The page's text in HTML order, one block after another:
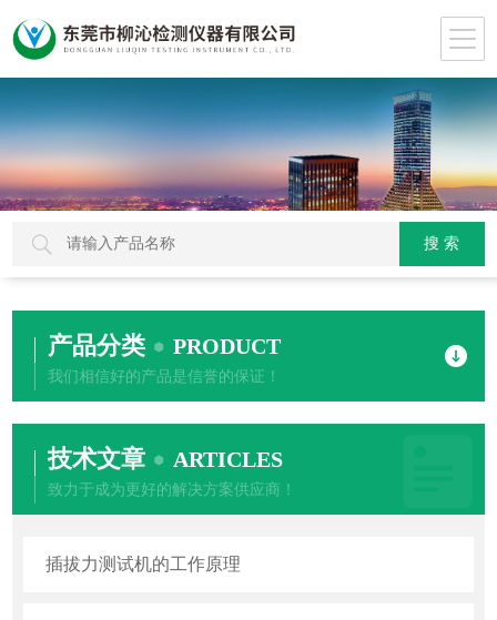
产品分类 PRODUCT
我们相信好的产品是信誉的保证！
技术文章 ARTICLES
致力于成为更好的解决方案供应商！
插拔力测试机的工作原理